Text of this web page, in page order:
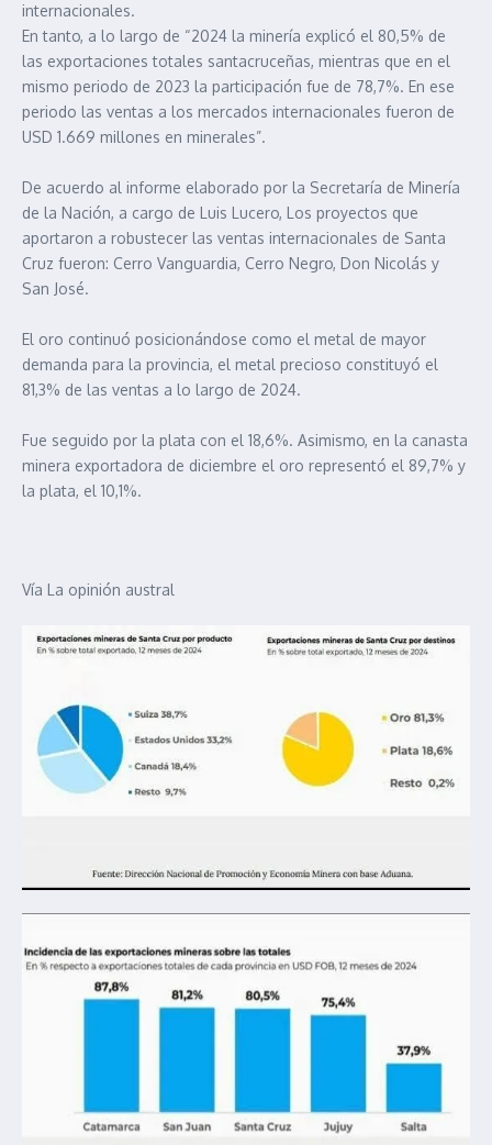
internacionales.
En tanto, a lo largo de “2024 la minería explicó el 80,5% de
las exportaciones totales santacruceñas, mientras que en el
mismo periodo de 2023 la participación fue de 78,7%. En ese
periodo las ventas a los mercados internacionales fueron de
USD 1.669 millones en minerales”.
De acuerdo al informe elaborado por la Secretaría de Minería
de la Nación, a cargo de Luis Lucero, Los proyectos que
aportaron a robustecer las ventas internacionales de Santa
Cruz fueron: Cerro Vanguardia, Cerro Negro, Don Nicolás y
San José.
El oro continuó posicionándose como el metal de mayor
demanda para la provincia, el metal precioso constituyó el
81,3% de las ventas a lo largo de 2024.
Fue seguido por la plata con el 18,6%. Asimismo, en la canasta
minera exportadora de diciembre el oro representó el 89,7% y
la plata, el 10,1%.
Vía La opinión austral